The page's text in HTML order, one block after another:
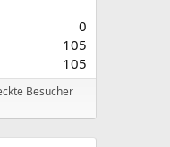
0
105
105
Besucher